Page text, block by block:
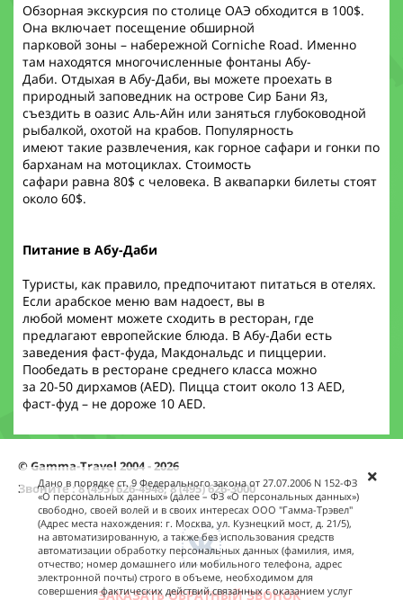
Обзорная экскурсия по столице ОАЭ обходится в 100$.
Она включает посещение обширной
парковой зоны – набережной Corniche Road. Именно
там находятся многочисленные фонтаны Абу-
Даби. Отдыхая в Абу-Даби, вы можете проехать в
природный заповедник на острове Сир Бани Яз,
съездить в оазис Аль-Айн или заняться глубоководной
рыбалкой, охотой на крабов. Популярность
имеют такие развлечения, как горное сафари и гонки по
барханам на мотоциклах. Стоимость
сафари равна 80$ с человека. В аквапарки билеты стоят
около 60$.
Питание в Абу-Даби
Туристы, как правило, предпочитают питаться в отелях.
Если арабское меню вам надоест, вы в
любой момент можете сходить в ресторан, где
предлагают европейские блюда. В Абу-Даби есть
заведения фаст-фуда, Макдональдс и пиццерии.
Пообедать в ресторане среднего класса можно
за 20-50 дирхамов (AED). Пицца стоит около 13 AED,
фаст-фуд – не дороже 10 AED.
© Gamma-Travel 2004 - 2026
Звоните : 8 (495) 626-4948, 8 (495) 626-3000
ЗАКАЗАТЬ ОБРАТНЫЙ ЗВОНОК
Дано в порядке ст. 9 Федерального закона от 27.07.2006 N 152-ФЗ
«О персональных данных» (далее – ФЗ «О персональных данных»)
свободно, своей волей и в своих интересах ООО "Гамма-Трэвел"
(Адрес места нахождения: г. Москва, ул. Кузнецкий мост, д. 21/5),
на автоматизированную, а также без использования средств
автоматизации обработку персональных данных (фамилия, имя,
отчество; номер домашнего или мобильного телефона, адрес
электронной почты) строго в объеме, необходимом для
совершения фактических действий,связанных с оказанием услуг